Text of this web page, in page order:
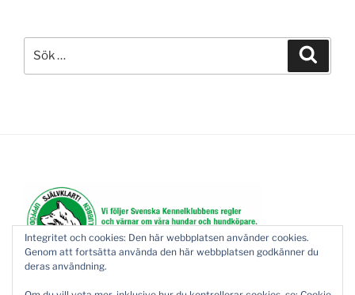
efter:
Integritet och cookies: Den här webbplatsen använder cookies.
Genom att fortsätta använda den här webbplatsen godkänner du
deras användning.